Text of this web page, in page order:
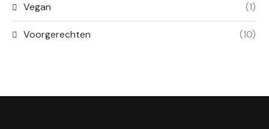
Vegan (1)
Voorgerechten (10)